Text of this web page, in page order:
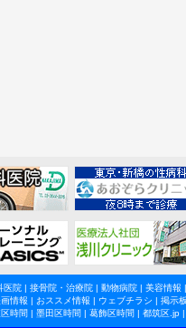
医院| 接骨院・治療院| 動物病院| 美容情報 |
情報 | おススメ情報 | ウェブチラシ | 掲示板
時間 | 墨田区時間 | 葛飾区時間 | 都筑区.jp |